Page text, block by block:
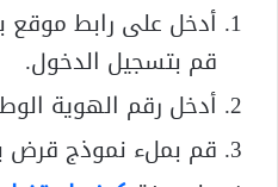
أدخل على رابط موقع
قم بتسجيل الدخول.
أدخل رقم الهوية
قم بملء نموذج قرض